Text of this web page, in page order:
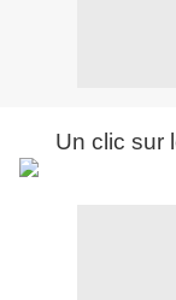
Un clic sur